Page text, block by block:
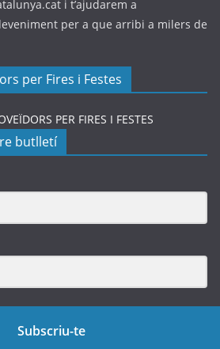
i t’ajudarem a
per a que arribi a milers de
per Fires i Festes
butlletí
Subscriu-te